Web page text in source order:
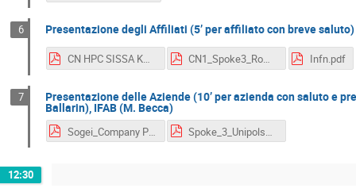
6 Presentazione degli Affiliati (5’ per affiliato con breve saluto)
CN HPC SISSA KO meeting.pdf CN1_Spoke3_Roma_Torvergata.pdf Infn.pdf
7 Presentazione delle Aziende (10’ per azienda con saluto e
Ballarin), IFAB (M. Becca)
Sogei_Company Profile_3009.pdf
12:30